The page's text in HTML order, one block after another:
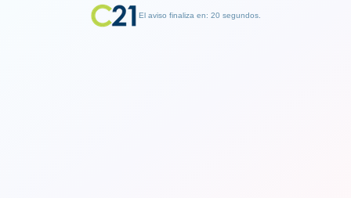
El aviso finaliza en: 19 segundos.